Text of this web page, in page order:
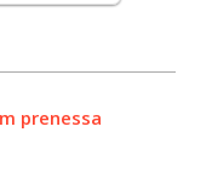
prenessa